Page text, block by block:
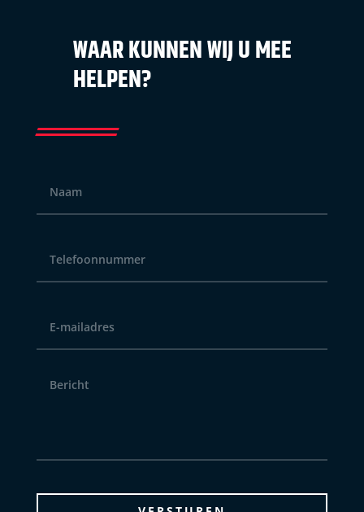
WAAR KUNNEN WIJ U MEE
HELPEN?